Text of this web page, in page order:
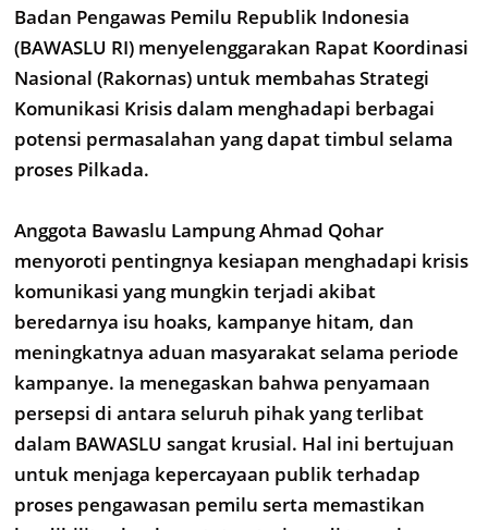
Badan Pengawas Pemilu Republik Indonesia
(BAWASLU RI) menyelenggarakan Rapat Koordinasi
Nasional (Rakornas) untuk membahas Strategi
Komunikasi Krisis dalam menghadapi berbagai
potensi permasalahan yang dapat timbul selama
proses Pilkada.
Anggota Bawaslu Lampung Ahmad Qohar
menyoroti pentingnya kesiapan menghadapi krisis
komunikasi yang mungkin terjadi akibat
beredarnya isu hoaks, kampanye hitam, dan
meningkatnya aduan masyarakat selama periode
kampanye. Ia menegaskan bahwa penyamaan
persepsi di antara seluruh pihak yang terlibat
dalam BAWASLU sangat krusial. Hal ini bertujuan
untuk menjaga kepercayaan publik terhadap
proses pengawasan pemilu serta memastikan